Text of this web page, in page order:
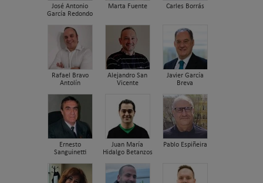
José Antonio
García Redondo
Marta Fuente Carles Borrás
Rafael Bravo
Antolín
Alejandro San
Vicente
Javier García
Breva
Ernesto
Sanguinetti
Juan María
Hidalgo Betanzos
Pablo Espiñeira